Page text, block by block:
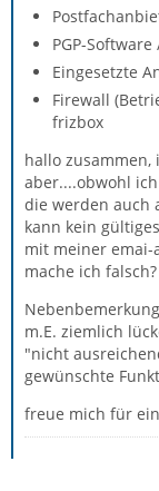
PGP-
Eingesetzte
Firewall
frizbox
hallo zusammen,
aber....obwohl
die werden auch
kann kein
mit meiner
mache ich
m.E. ziemlich
"nicht
gewünschte
freue mich für